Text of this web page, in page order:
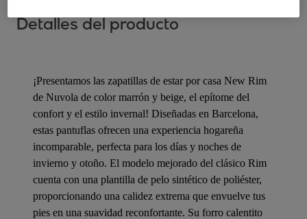
Detalles del producto
¡Presentamos las zapatillas de estar por casa New Rim
de Nuvola de color marrón y beige, el epítome del
confort y el estilo invernal! Diseñadas en Barcelona,
estas pantuflas ofrecen una experiencia hogareña
incomparable, perfecta para los días y noches de
invierno y otoño. El modelo mejorado del clásico Rim
cuenta con una plantilla de pelo sintético de poliéster,
proporcionando una calidez extrema que envuelve tus
pies en una suavidad reconfortante. Su forro calentito